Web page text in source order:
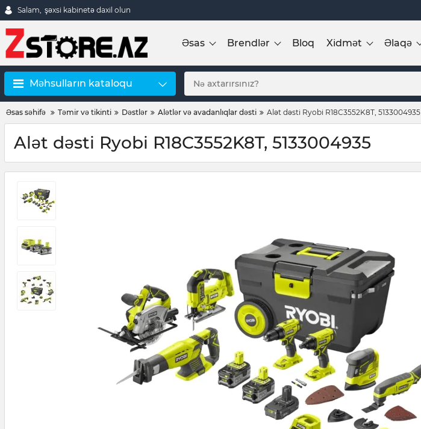
Salam, şəxsi kabinetə daxil olun
Əsas Brendlər Bloq Xidmət Əlaqə
Məhsulların kataloqu
Əsas səhifə Təmir və tikinti Dəstlər Alətlər və avadanlıqlar dəsti Alət dəsti Ryobi R18C3552K8T, 5133004935
Alət dəsti Ryobi R18C3552K8T, 5133004935